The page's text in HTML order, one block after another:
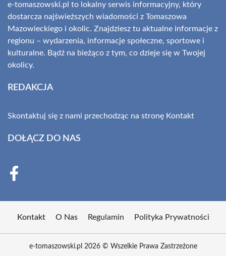
e-tomaszowski.pl to lokalny serwis informacyjny, który
dostarcza najświeższych wiadomości z Tomaszowa
Mazowieckiego i okolic. Znajdziesz tu aktualne informacje z
regionu – wydarzenia, informacje społeczne, sportowe i
kulturalne. Bądź na bieżąco z tym, co dzieje się w Twojej
okolicy.
REDAKCJA
Skontaktuj się z nami przechodząc na stronę Kontakt
DOŁĄCZ DO NAS
Kontakt O Nas Regulamin Polityka Prywatności
e-tomaszowski.pl 2026 © Wszelkie Prawa Zastrzeżone